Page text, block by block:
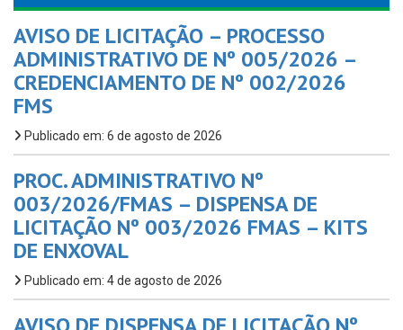
AVISO DE LICITAÇÃO – PROCESSO
ADMINISTRATIVO DE Nº 005/2026 –
CREDENCIAMENTO DE Nº 002/2026
FMS
Publicado em: 6 de agosto de 2026
PROC. ADMINISTRATIVO Nº
003/2026/FMAS – DISPENSA DE
LICITAÇÃO Nº 003/2026 FMAS – KITS
DE ENXOVAL
Publicado em: 4 de agosto de 2026